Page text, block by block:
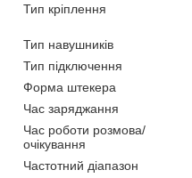
Тип кріплення
Тип навушників
Тип підключення
Форма штекера
Час заряджання
Час роботи розмова/
очікування
Частотний діапазон